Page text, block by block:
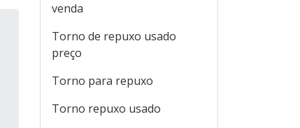
venda
Torno de repuxo usado
preço
Torno para repuxo
Torno repuxo usado